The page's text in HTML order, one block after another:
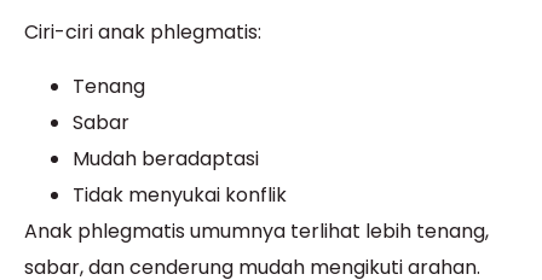
Ciri-ciri anak phlegmatis:
Tenang
Sabar
Mudah beradaptasi
Tidak menyukai konflik
Anak phlegmatis umumnya terlihat lebih tenang,
sabar, dan cenderung mudah mengikuti arahan.